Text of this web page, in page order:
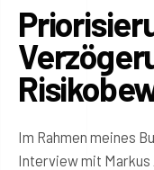
Im Rahmen meines
Interview mit Markus